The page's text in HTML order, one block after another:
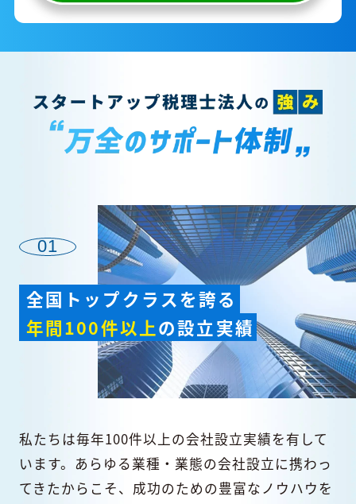
01
全国トップクラスを誇る
年間100件以上の設立実績
私たちは毎年100件以上の会社設立実績を有して
います。あらゆる業種・業態の会社設立に携わっ
てきたからこそ、成功のための豊富なノウハウを